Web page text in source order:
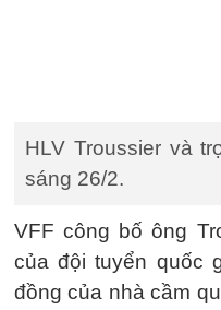
HLV Troussier và
sáng 26/2.
VFF công bố ông
của đội tuyển quốc
đồng của nhà cầm